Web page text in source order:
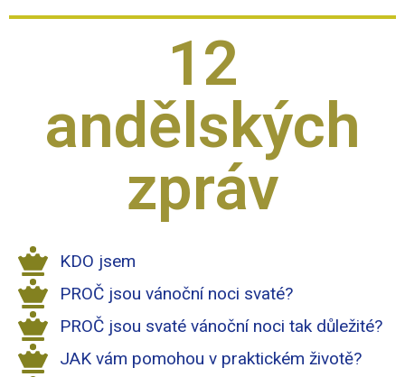
12
andělských
zpráv
KDO jsem
PROČ jsou vánoční noci svaté?
PROČ jsou svaté vánoční noci tak důležité?
JAK vám pomohou v praktickém životě?